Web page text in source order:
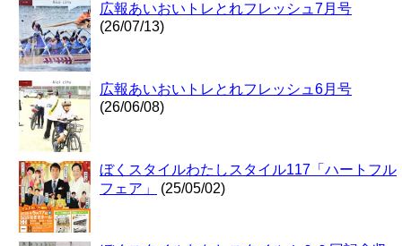
広報あいおいトレとれフレッシュ7月号
(26/07/13)
広報あいおいトレとれフレッシュ6月号
(26/06/08)
ぼくスタイルわたしスタイル117「ハートフル
フェア」
(25/05/02)